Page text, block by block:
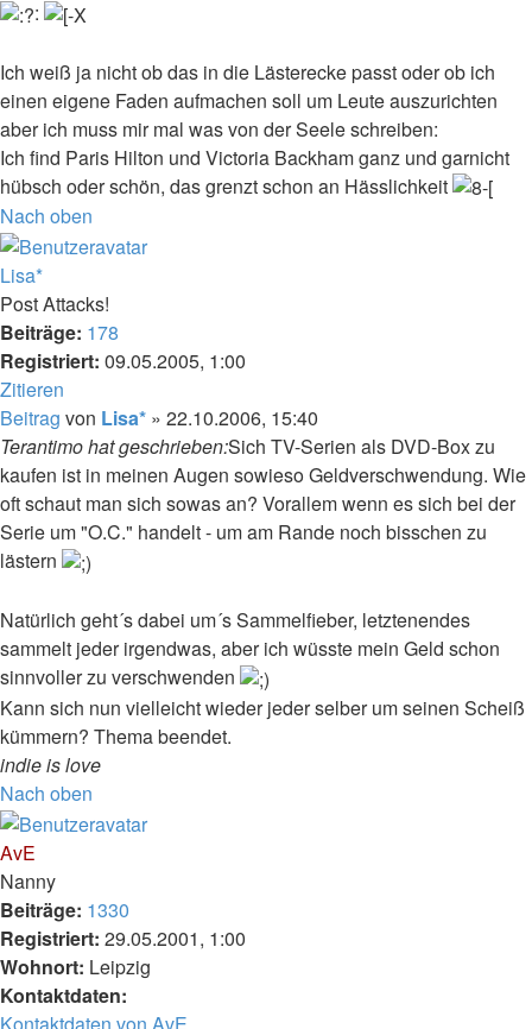
:
Ich weiß ja nicht ob das in die Lästerecke passt oder ob ich
einen eigene Faden aufmachen soll um Leute auszurichten
aber ich muss mir mal was von der Seele schreiben:
Ich find Paris Hilton und Victoria Backham ganz und garnicht
hübsch oder schön, das grenzt schon an Hässlichkeit
Nach oben
Lisa*
Post Attacks!
Beiträge: 178
Registriert: 09.05.2005, 1:00
Zitieren
Beitrag von Lisa* » 22.10.2006, 15:40
Terantimo hat geschrieben:Sich TV-Serien als DVD-Box zu
kaufen ist in meinen Augen sowieso Geldverschwendung. Wie
oft schaut man sich sowas an? Vorallem wenn es sich bei der
Serie um "O.C." handelt - um am Rande noch bisschen zu
lästern
Natürlich geht´s dabei um´s Sammelfieber, letztenendes
sammelt jeder irgendwas, aber ich wüsste mein Geld schon
sinnvoller zu verschwenden
Kann sich nun vielleicht wieder jeder selber um seinen Scheiß
kümmern? Thema beendet.
indie is love
Nach oben
AvE
Nanny
Beiträge: 1330
Registriert: 29.05.2001, 1:00
Wohnort: Leipzig
Kontaktdaten:
Kontaktdaten von AvE